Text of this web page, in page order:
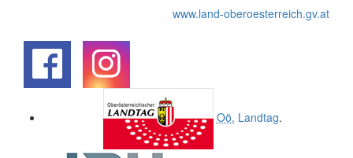
www.land-oberoesterreich.gv.at
Oö. Landtag.